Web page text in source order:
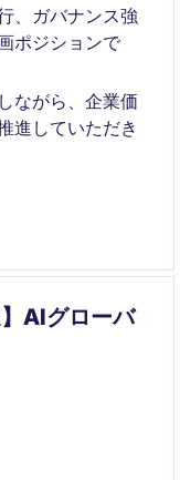
、ガバナンス強
ポジションで
ながら、企業価
進していただき
AIグローバ